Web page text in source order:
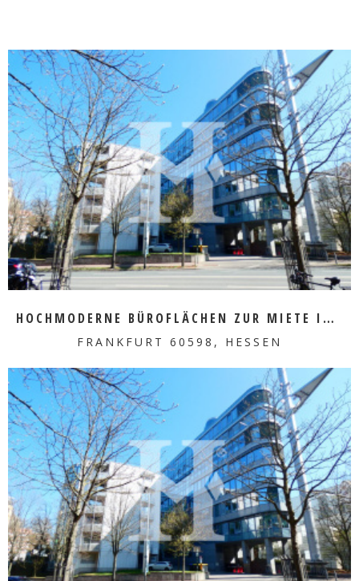
MEHR ERFAHREN
HOCHMODERNE BÜROFLÄCHEN ZUR MIETE IM HERZEN VON SACHSENHAUSEN
FRANKFURT 60598, HESSEN
MEHR ERFAHREN